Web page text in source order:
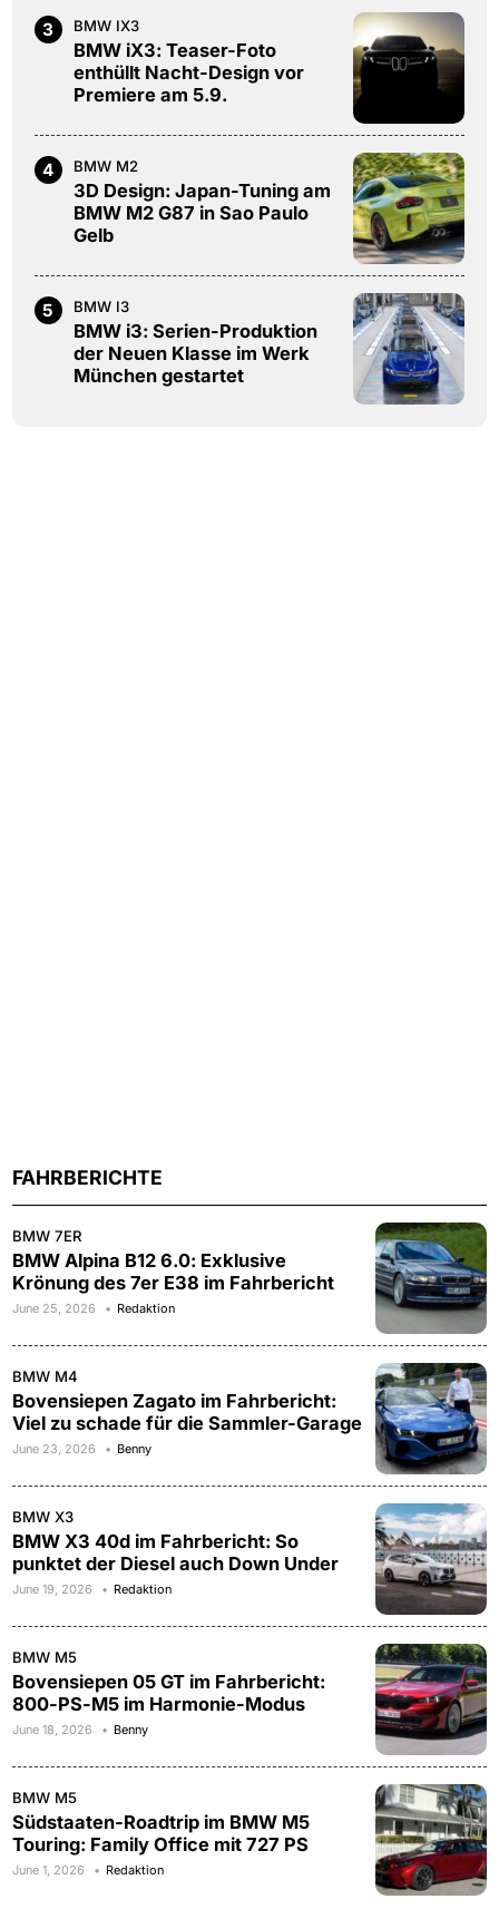
3 BMW IX3
BMW iX3: Teaser-Foto
enthüllt Nacht-Design vor
Premiere am 5.9.
4 BMW M2
3D Design: Japan-Tuning am
BMW M2 G87 in Sao Paulo
Gelb
5 BMW I3
BMW i3: Serien-Produktion
der Neuen Klasse im Werk
München gestartet
FAHRBERICHTE
BMW 7ER
BMW Alpina B12 6.0: Exklusive
Krönung des 7er E38 im Fahrbericht
June 25, 2026 Redaktion
BMW M4
Bovensiepen Zagato im Fahrbericht:
Viel zu schade für die Sammler-Garage
June 23, 2026 Benny
BMW X3
BMW X3 40d im Fahrbericht: So
punktet der Diesel auch Down Under
June 19, 2026 Redaktion
BMW M5
Bovensiepen 05 GT im Fahrbericht:
800-PS-M5 im Harmonie-Modus
June 18, 2026 Benny
BMW M5
Südstaaten-Roadtrip im BMW M5
Touring: Family Office mit 727 PS
June 1, 2026 Redaktion